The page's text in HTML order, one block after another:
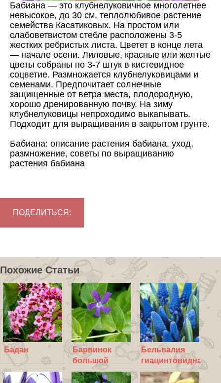
Бабиана — это клубнелуковичное многолетнее
невысокое, до 30 см, теплолюбивое растение
семейства Касатиковых. На простом или
слабоветвистом стебле расположены 3-5
жестких ребристых листа. Цветет в конце лета
— начале осени. Лиловые, красные или желтые
цветы собраны по 3-7 штук в кистевидное
соцветие. Размножается клубнелуковицами и
семенами. Предпочитает солнечные
защищенные от ветра места, плодородную,
хорошо дренированную почву. На зиму
клубнелуковицы непроходимо выкапывать.
Подходит для выращивания в закрытом грунте.
Бабиана: описание растения бабиана, уход,
размножение, советы по выращиванию
растения бабиана
ПОДЕЛИТЬСЯ:
Похожие Статьи
Бадан
Барвинок
большой
Бельвалия
гиацинтовидная